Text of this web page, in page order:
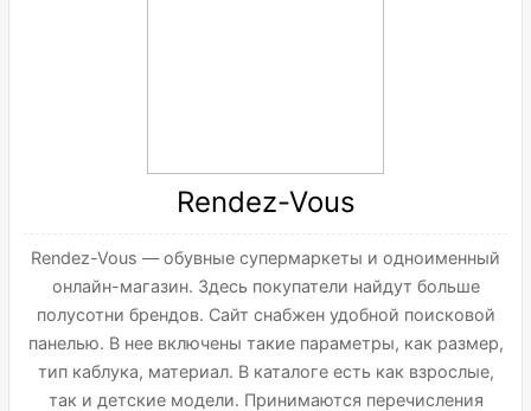
Rendez-Vous
Rendez-Vous — обувные супермаркеты и одноименный
онлайн-магазин. Здесь покупатели найдут больше
полусотни брендов. Сайт снабжен удобной поисковой
панелью. В нее включены такие параметры, как размер,
тип каблука, материал. В каталоге есть как взрослые,
так и детские модели. Принимаются перечисления